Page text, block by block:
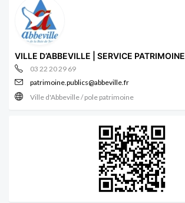
VILLE D’ABBEVILLE | SERVICE PATRIMOINE
03 22 20 29 69
patrimoine.publics@abbeville.fr
Ville d'Abbeville / pole patrimoine